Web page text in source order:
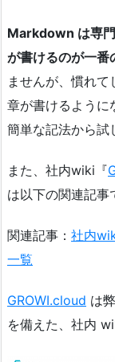
Markdown は専
が書けるのが一番
ませんが、慣れ
章が書けるように
簡単な記法から試
また、社内wiki『
は以下の関連記事
関連記事： 社内
一覧
GROWI.cloud は
を備えた、社内